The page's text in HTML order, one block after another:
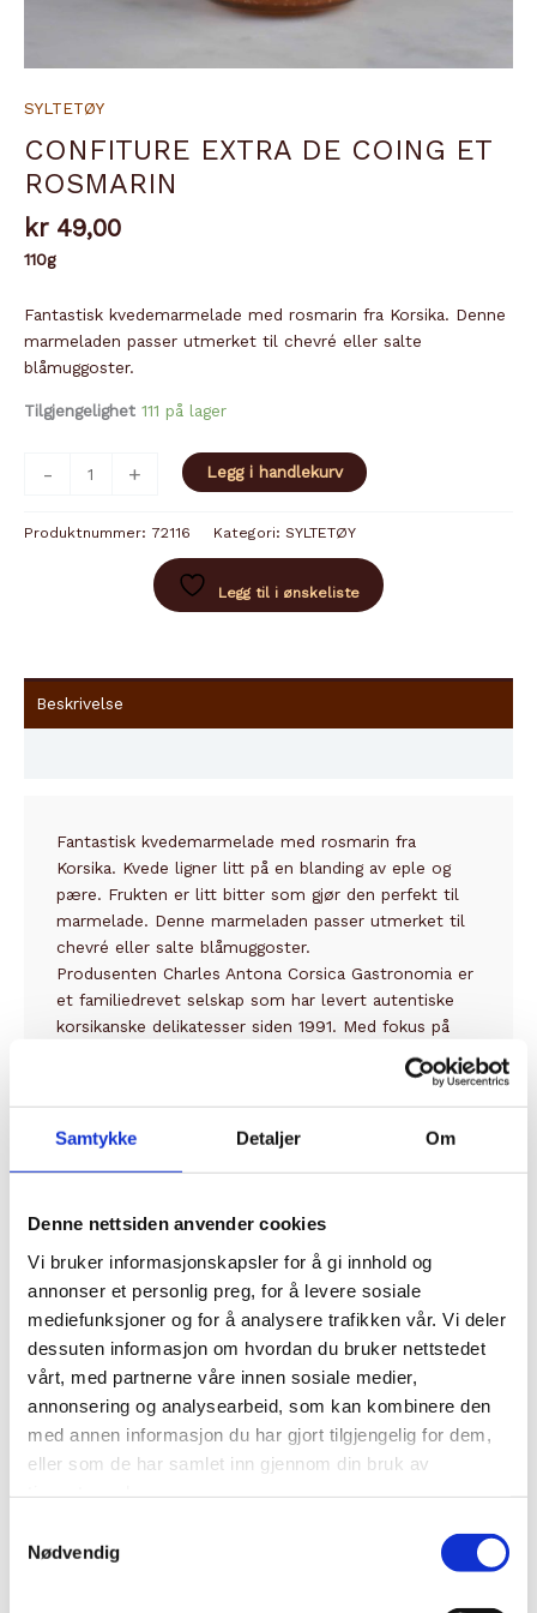
Samtykke Detaljer Om
Denne nettsiden anvender cookies
Vi bruker informasjonskapsler for å gi innhold og
annonser et personlig preg, for å levere sosiale
mediefunksjoner og for å analysere trafikken vår. Vi deler
dessuten informasjon om hvordan du bruker nettstedet
vårt, med partnerne våre innen sosiale medier,
annonsering og analysearbeid, som kan kombinere den
med annen informasjon du har gjort tilgjengelig for dem,
eller som de har samlet inn gjennom din bruk av
Nødvendig
SYLTETØY
CONFITURE EXTRA DE COING ET
ROSMARIN
kr49,00
110g
Fantastisk kvedemarmelade med rosmarin fra Korsika. Denne
marmeladen passer utmerket til chevré eller salte
blåmuggoster.
Tilgjengelighet 111 på lager
-
COING
+ Legg i handlekurv
Produktnummer: 72116 Kategori: SYLTETØY
Legg til i ønskeliste
Beskrivelse
Fantastisk kvedemarmelade med rosmarin fra
Korsika. Kvede ligner litt på en blanding av eple og
pære. Frukten er litt bitter som gjør den perfekt til
marmelade. Denne marmeladen passer utmerket til
chevré eller salte blåmuggoster.
Produsenten Charles Antona Corsica Gastronomia er
et familiedrevet selskap som har levert autentiske
korsikanske delikatesser siden 1991. Med fokus på
kvalitet og tradisjonelle oppskrifter, bruker de lokale
råvarer for å lage produkter som reflekterer Korsikas
rike gastronomiske arv. Selskapet kombinerer
håndverk med innovasjon, og har bygget et sterkt
Relaterte produkter
IKKE PÅ LAGER